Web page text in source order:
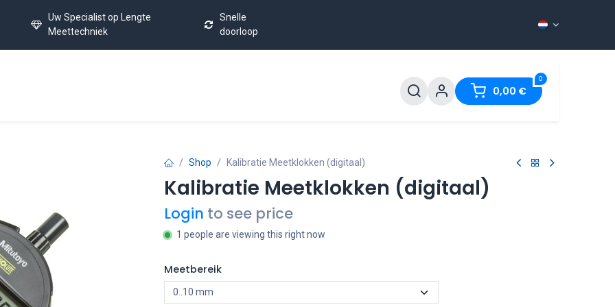
Uw Specialist op Lengte
Meettechniek
Snelle
doorloop
0
0,00 €
Shop Kalibratie Meetklokken (digitaal)
Kalibratie Meetklokken (digitaal)
Login to see price
1 people are viewing this right now
Meetbereik